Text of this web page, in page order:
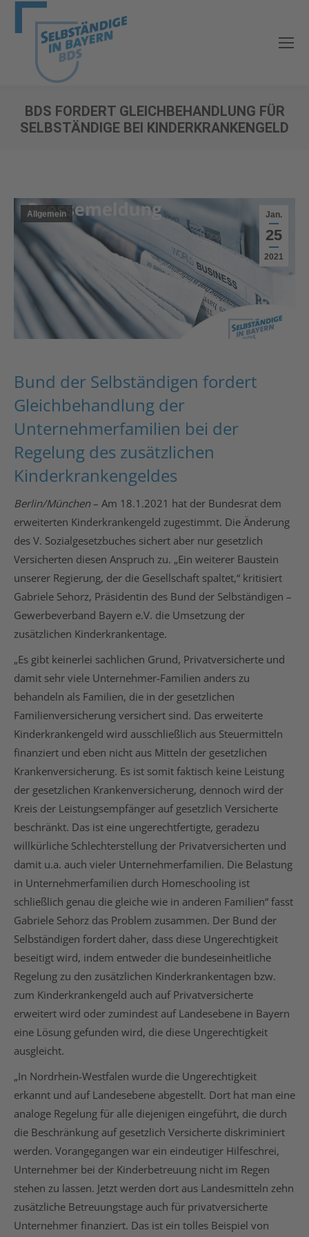
BDS FORDERT GLEICHBEHANDLUNG FÜR
SELBSTÄNDIGE BEI KINDERKRANKENGELD
Jan.
25
2021
Allgemein
Bund der Selbständigen fordert
Gleichbehandlung der
Unternehmerfamilien bei der
Regelung des zusätzlichen
Kinderkrankengeldes
Berlin/München– Am 18.1.2021 hat der Bundesrat dem
erweiterten Kinderkrankengeld zugestimmt. Die Änderung
des V. Sozialgesetzbuches sichert aber nur gesetzlich
Versicherten diesen Anspruch zu. „Ein weiterer Baustein
unserer Regierung, der die Gesellschaft spaltet,“ kritisiert
Gabriele Sehorz, Präsidentin des Bund der Selbständigen –
Gewerbeverband Bayern e.V. die Umsetzung der
zusätzlichen Kinderkrankentage.
„Es gibt keinerlei sachlichen Grund, Privatversicherte und
damit sehr viele Unternehmer-Familien anders zu
behandeln als Familien, die in der gesetzlichen
Familienversicherung versichert sind. Das erweiterte
Kinderkrankengeld wird ausschließlich aus Steuermitteln
finanziert und eben nicht aus Mitteln der gesetzlichen
Krankenversicherung. Es ist somit faktisch keine Leistung
der gesetzlichen Krankenversicherung, dennoch wird der
Kreis der Leistungsempfänger auf gesetzlich Versicherte
beschränkt. Das ist eine ungerechtfertigte, geradezu
willkürliche Schlechterstellung der Privatversicherten und
damit u.a. auch vieler Unternehmerfamilien. Die Belastung
in Unternehmerfamilien durch Homeschooling ist
schließlich genau die gleiche wie in anderen Familien“ fasst
Gabriele Sehorz das Problem zusammen. Der Bund der
Selbständigen fordert daher, dass diese Ungerechtigkeit
beseitigt wird, indem entweder die bundeseinheitliche
Regelung zu den zusätzlichen Kinderkrankentagen bzw.
zum Kinderkrankengeld auch auf Privatversicherte
erweitert wird oder zumindest auf Landesebene in Bayern
eine Lösung gefunden wird, die diese Ungerechtigkeit
ausgleicht.
„In Nordrhein-Westfalen wurde die Ungerechtigkeit
erkannt und auf Landesebene abgestellt. Dort hat man eine
analoge Regelung für alle diejenigen eingeführt, die durch
die Beschränkung auf gesetzlich Versicherte diskriminiert
werden. Vorangegangen war ein eindeutiger Hilfeschrei,
Unternehmer bei der Kinderbetreuung nicht im Regen
stehen zu lassen. Jetzt werden dort aus Landesmitteln zehn
zusätzliche Betreuungstage auch für privatversicherte
Unternehmer finanziert. Das ist ein tolles Beispiel von